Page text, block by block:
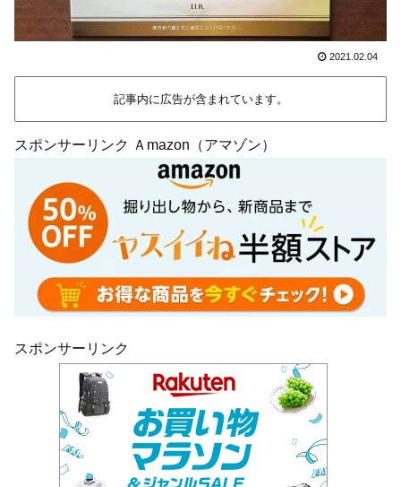
2021.02.04
記事内に広告が含まれています。
スポンサーリンク Ａmazon（アマゾン）
スポンサーリンク